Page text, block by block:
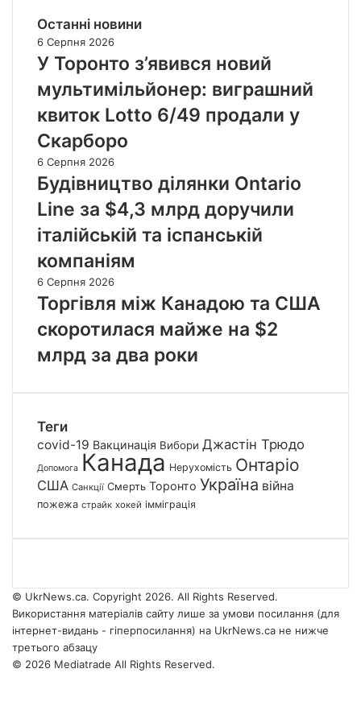
Останні новини
6 Серпня 2026
У Торонто з’явився новий
мультимільйонер: виграшний
квиток Lotto 6/49 продали у
Скарборо
6 Серпня 2026
Будівництво ділянки Ontario
Line за $4,3 млрд доручили
італійській та іспанській
компаніям
6 Серпня 2026
Торгівля між Канадою та США
скоротилася майже на $2
млрд за два роки
Теги
covid-19 Вакцинація Вибори Джастін Трюдо
Допомога Канада Нерухомість Онтаріо
США Санкції Смерть Торонто Україна війна
пожежа страйк хокей імміграція
© UkrNews.ca. Copyright 2026. All Rights Reserved.
Використання матеріалів сайту лише за умови посилання (для
інтернет-видань - гіперпосилання) на UkrNews.ca не нижче
третього абзацу
© 2026 Mediatrade All Rights Reserved.